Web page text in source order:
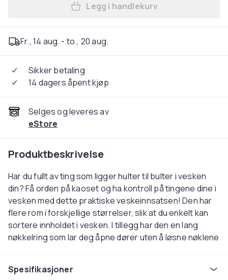
Legg Veskeinnsats - Svart
Legg i handlekurv
Fr., 14 aug. - to., 20 aug.
Sikker betaling
14 dagers åpent kjøp
Selges og leveres av
eStore
Produktbeskrivelse
Har du fullt av ting som ligger hulter til bulter i vesken
din? Få orden på kaoset og ha kontroll på tingene dine i
vesken med dette praktiske veskeinnsatsen! Den har
flere rom i forskjellige størrelser, slik at du enkelt kan
sortere innholdet i vesken. I tillegg har den en lang
nøkkelring som lar deg åpne dører uten å løsne nøklene
Spesifikasjoner